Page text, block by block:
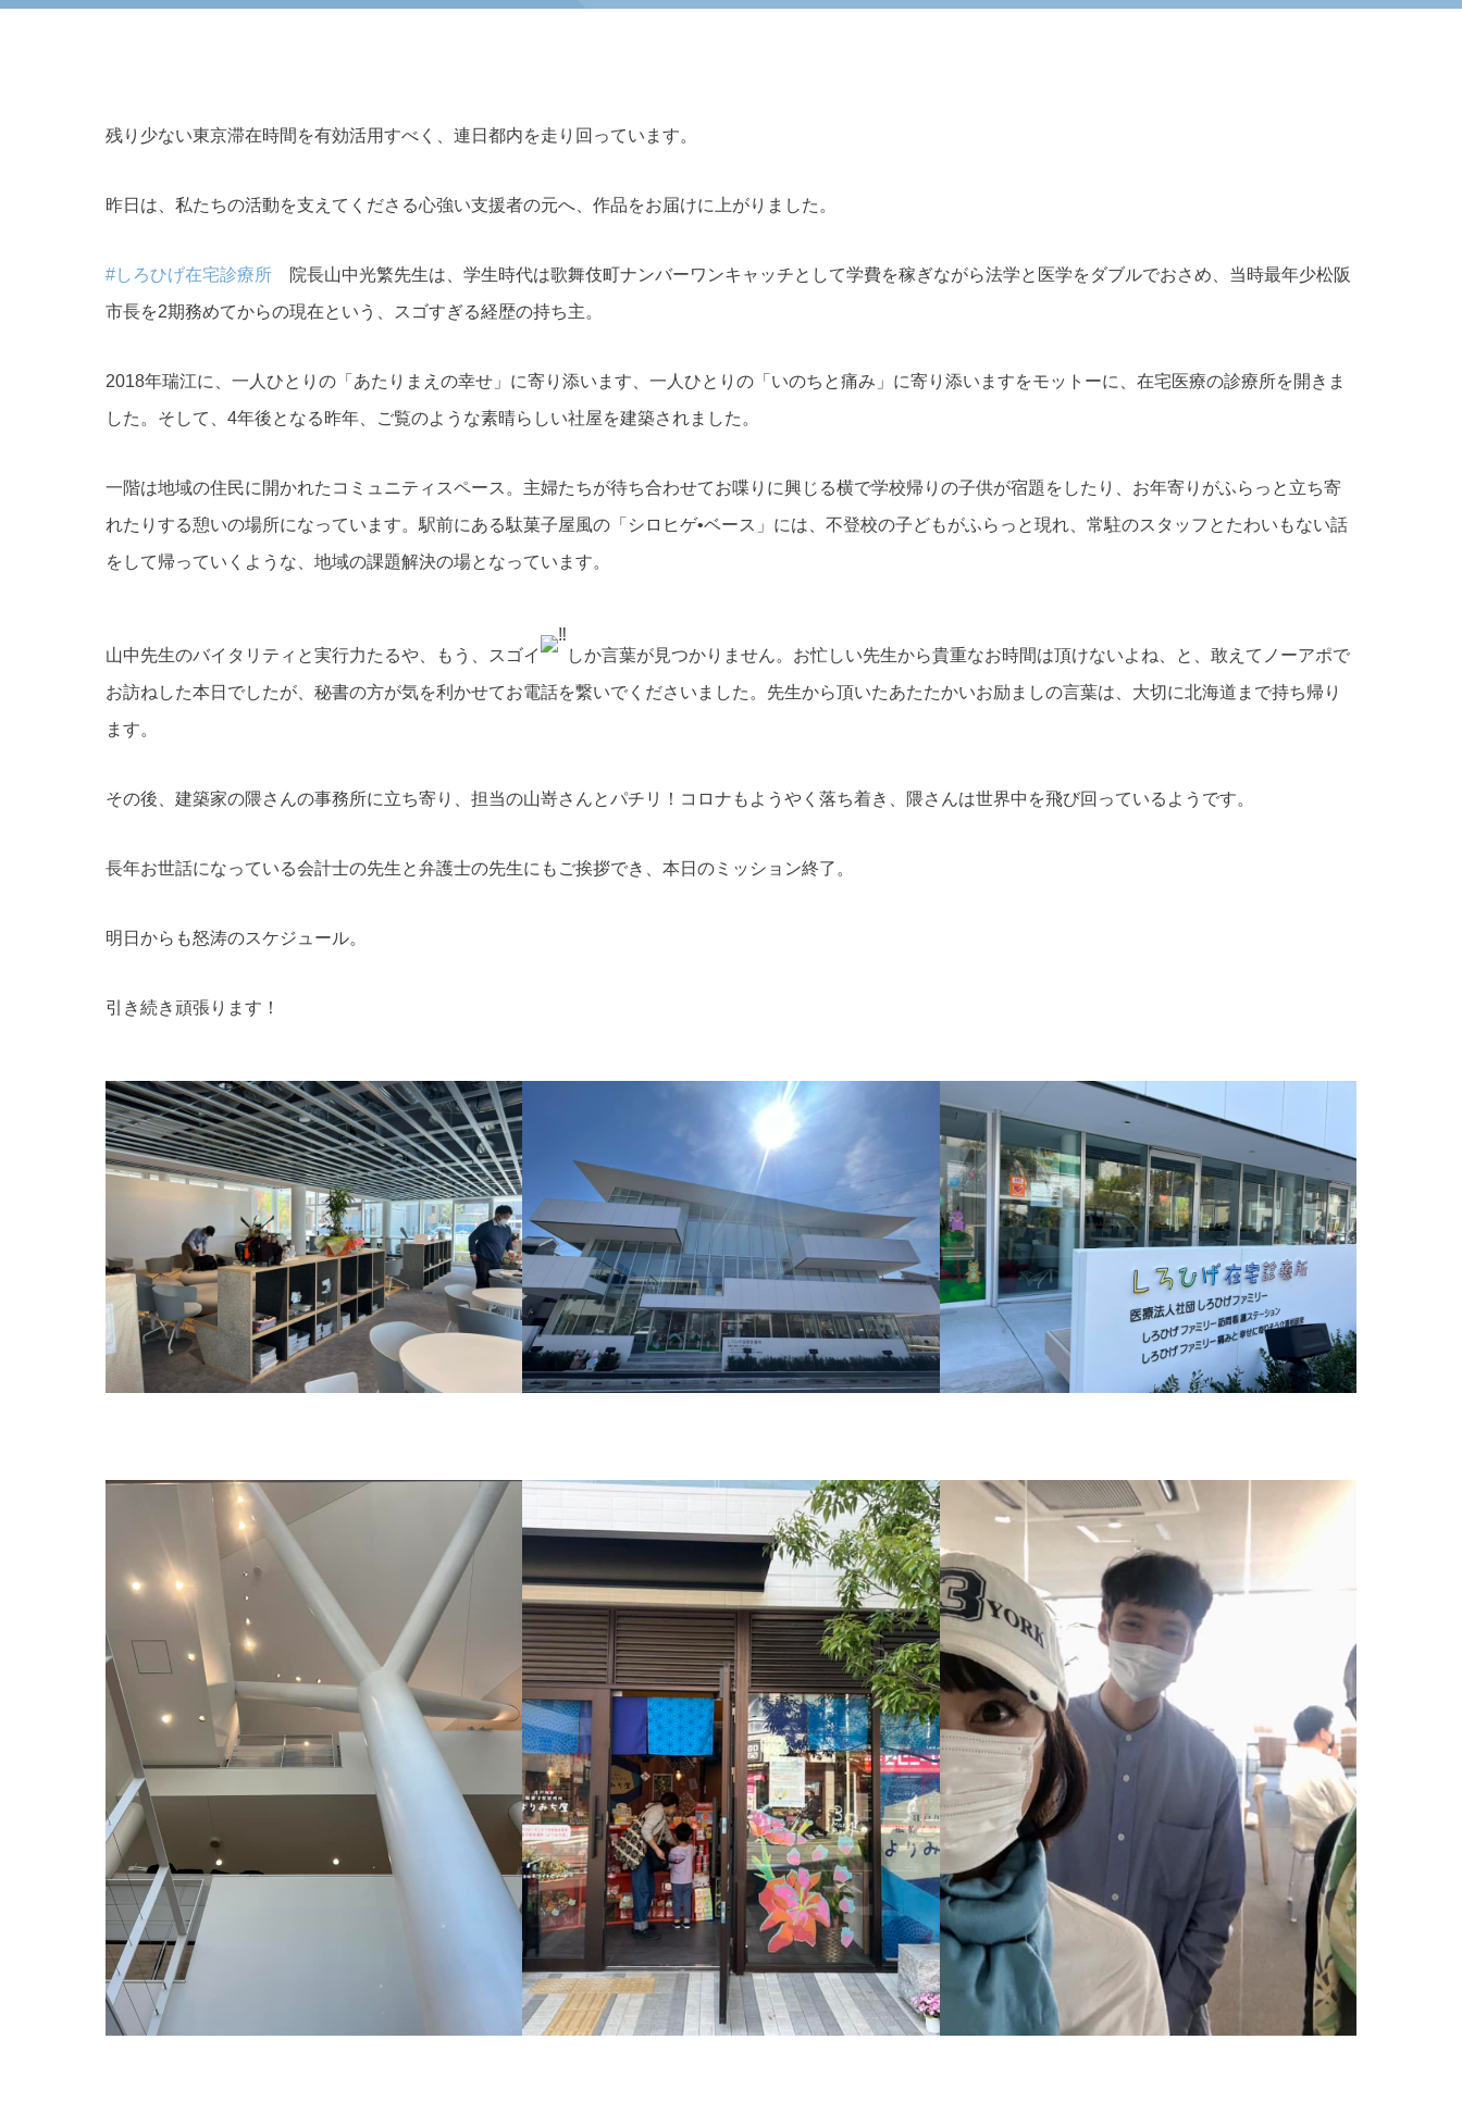
残り少ない東京滞在時間を有効活用すべく、連日都内を走り回っています。
昨日は、私たちの活動を支えてくださる心強い支援者の元へ、作品をお届けに上がりました。
#しろひげ在宅診療所 院長山中光繁先生は、学生時代は歌舞伎町ナンバーワンキャッチとして学費を稼ぎながら法学と医学をダブルでおさめ、当時最年少松阪
市長を2期務めてからの現在という、スゴすぎる経歴の持ち主。
2018年瑞江に、一人ひとりの「あたりまえの幸せ」に寄り添います、一人ひとりの「いのちと痛み」に寄り添いますをモットーに、在宅医療の診療所を開きま
した。そして、4年後となる昨年、ご覧のような素晴らしい社屋を建築されました。
一階は地域の住民に開かれたコミュニティスペース。主婦たちが待ち合わせてお喋りに興じる横で学校帰りの子供が宿題をしたり、お年寄りがふらっと立ち寄
れたりする憩いの場所になっています。駅前にある駄菓子屋風の「シロヒゲ•ベース」には、不登校の子どもがふらっと現れ、常駐のスタッフとたわいもない話
をして帰っていくような、地域の課題解決の場となっています。
山中先生のバイタリティと実行力たるや、もう、スゴイ
しか言葉が見つかりません。お忙しい先生から貴重なお時間は頂けないよね、と、敢えてノーアポで
お訪ねした本日でしたが、秘書の方が気を利かせてお電話を繋いでくださいました。先生から頂いたあたたかいお励ましの言葉は、大切に北海道まで持ち帰り
ます。
その後、建築家の隈さんの事務所に立ち寄り、担当の山嵜さんとパチリ！コロナもようやく落ち着き、隈さんは世界中を飛び回っているようです。
長年お世話になっている会計士の先生と弁護士の先生にもご挨拶でき、本日のミッション終了。
明日からも怒涛のスケジュール。
引き続き頑張ります！